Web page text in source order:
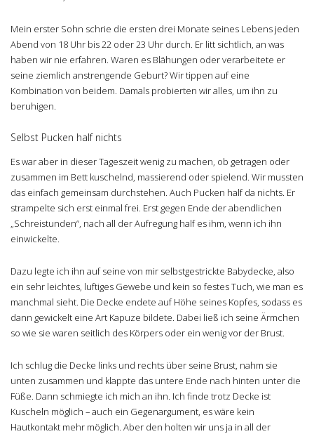
Mein erster Sohn schrie die ersten drei Monate seines Lebens jeden
Abend von 18 Uhr bis 22 oder 23 Uhr durch. Er litt sichtlich, an was
haben wir nie erfahren. Waren es Blähungen oder verarbeitete er
seine ziemlich anstrengende Geburt? Wir tippen auf eine
Kombination von beidem. Damals probierten wir alles, um ihn zu
beruhigen.
Selbst Pucken half nichts
Es war aber in dieser Tageszeit wenig zu machen, ob getragen oder
zusammen im Bett kuschelnd, massierend oder spielend. Wir mussten
das einfach gemeinsam durchstehen. Auch Pucken half da nichts. Er
strampelte sich erst einmal frei. Erst gegen Ende der abendlichen
„Schreistunden“, nach all der Aufregung half es ihm, wenn ich ihn
einwickelte.
Dazu legte ich ihn auf seine von mir selbstgestrickte Babydecke, also
ein sehr leichtes, luftiges Gewebe und kein so festes Tuch, wie man es
manchmal sieht. Die Decke endete auf Höhe seines Kopfes, sodass es
dann gewickelt eine Art Kapuze bildete. Dabei ließ ich seine Ärmchen
so wie sie waren seitlich des Körpers oder ein wenig vor der Brust.
Ich schlug die Decke links und rechts über seine Brust, nahm sie
unten zusammen und klappte das untere Ende nach hinten unter die
Füße. Dann schmiegte ich mich an ihn. Ich finde trotz Decke ist
Kuscheln möglich – auch ein Gegenargument, es wäre kein
Hautkontakt mehr möglich. Aber den holten wir uns ja in all der